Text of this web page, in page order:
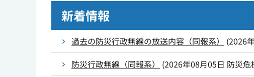
新着情報
過去の防災行政無線の放送内容（同報系） (2026
防災行政無線（同報系）
(2026年08月05日 防災危